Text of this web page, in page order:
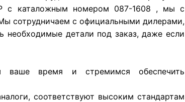
с каталожным номером 087-1608 , мы с
сотрудничаем с официальными дилерами,
необходимые детали под заказ, даже если
время и стремимся обеспечить
соответствуют высоким стандартам